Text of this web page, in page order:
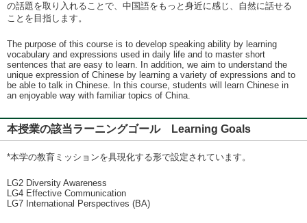
の話題を取り入れることで、中国語をもっと身近に感じ、自然に話せる
ことを目指します。
The purpose of this course is to develop speaking ability by learning
vocabulary and expressions used in daily life and to master short
sentences that are easy to learn. In addition, we aim to understand the
unique expression of Chinese by learning a variety of expressions and to
be able to talk in Chinese. In this course, students will learn Chinese in
an enjoyable way with familiar topics of China.
本授業の該当ラーニングゴール Learning Goals
*本学の教育ミッションを具現化する形で設定されています。
LG2 Diversity Awareness
LG4 Effective Communication
LG7 International Perspectives (BA)